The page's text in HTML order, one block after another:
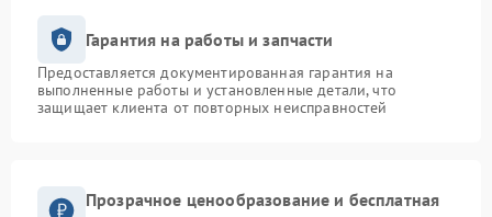
Гарантия на работы и запчасти
Предоставляется документированная гарантия на
выполненные работы и установленные детали, что
защищает клиента от повторных неисправностей
Прозрачное ценообразование и бесплатная